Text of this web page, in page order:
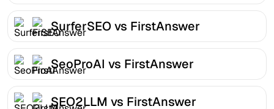
SurferSEO vs FirstAnswer
SeoProAI vs FirstAnswer
SEO2LLM vs FirstAnswer